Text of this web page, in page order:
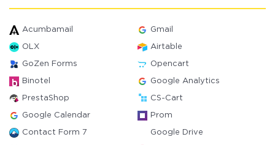
Acumbamail Gmail
OLX Airtable
GoZen Forms Opencart
Binotel Google Analytics
PrestaShop CS-Cart
Google Calendar Prom
Contact Form 7 Google Drive